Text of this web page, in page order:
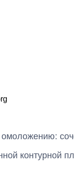
контурной